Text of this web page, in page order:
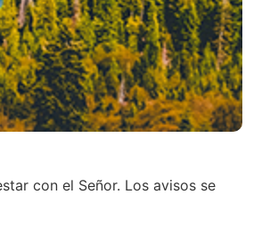
con el Señor. Los avisos se